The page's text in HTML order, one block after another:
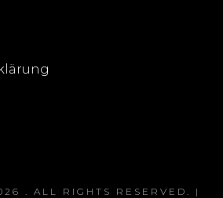
. ALL RIGHTS RESERVED. |